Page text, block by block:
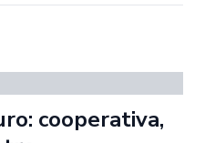
cooperativa,